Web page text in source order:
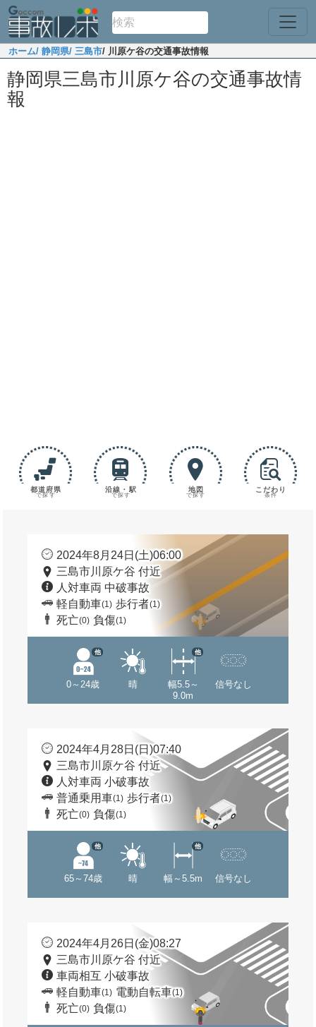
ホーム/ 静岡県/ 三島市/ 川原ケ谷の交通事故情報
静岡県三島市川原ケ谷の交通事故情
報
都道府県
で探す
沿線・駅
で探す
地図
で探す
こだわり
条件
2024年8月24日(土)06:00
三島市川原ケ谷 付近
人対車両 中破事故
軽自動車(1) 歩行者(1)
死亡(0) 負傷(1)
0～24歳
他
晴
幅5.5～
9.0m
他
信号なし
2024年4月28日(日)07:40
三島市川原ケ谷 付近
人対車両 小破事故
普通乗用車(1) 歩行者(1)
死亡(0) 負傷(1)
65～74歳
他
晴 幅～5.5m
他
信号なし
2024年4月26日(金)08:27
三島市川原ケ谷 付近
車両相互 小破事故
軽自動車(1) 電動自転車(1)
死亡(0) 負傷(1)